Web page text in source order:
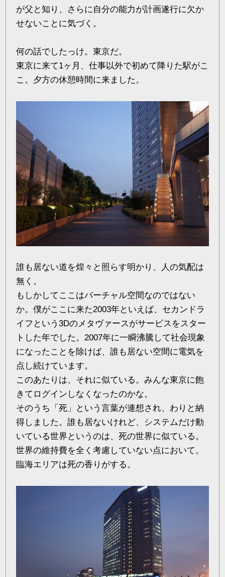
が父と知り、さらに自分の能力が計画遂行に欠か
せないことに気づく。
何の話でしたっけ。東京だ。
東京に来て1ヶ月、仕事以外で初めて降りた駅がこ
こ。夕方の休憩時間に来ました。
誰も居ない道を煌々と照らす明かり、人の気配は
無く。
もしかしてここはバーチャル空間なのではない
か。僕がここに来た2003年といえば、セカンドラ
イフという3Dのメタヴァースがサービスをスター
トした年でした。2007年に一瞬沸騰して社会現象
になったことを除けば、誰も居ない空間に電気を
点し続けています。
このあたりは、それに似ている。みんな東京に飽
きてログインしなくなったのかな。
そのうち「死」という言葉が連想され、わりと納
得しました。誰も居ないけれど、システムだけ動
いている世界というのは、死の世界に似ている。
世界の維持費を全く考慮していない点において。
臨海エリアは死の香りがする。